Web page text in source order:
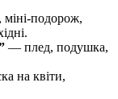
подорож,
— плед, подушка,
на квіти,